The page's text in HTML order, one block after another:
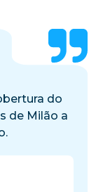
do
de Milão a